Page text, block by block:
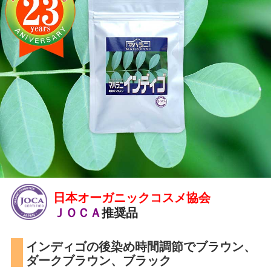
日本オーガニックコスメ協会
ＪＯＣＡ推奨品
インディゴの後染め時間調節でブラウン、
ダークブラウン、ブラック